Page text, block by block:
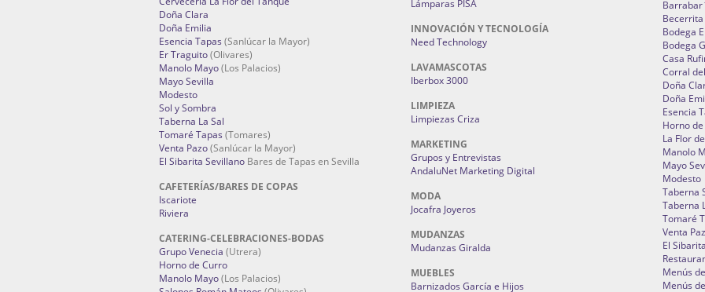
Doña Clara
Doña Emilia
Esencia Tapas (Sanlúcar la Mayor)
Er Traguito(Olivares)
Manolo Mayo(Los Palacios)
Mayo Sevilla
Modesto
Sol y Sombra
Taberna La Sal
Tomaré Tapas (Tomares)
Venta Pazo(Sanlúcar la Mayor)
El Sibarita Sevillano Bares de Tapas en Sevilla
CAFETERÍAS/BARES DE COPAS
Iscariote
Riviera
CATERING-CELEBRACIONES-BODAS
Grupo Venecia (Utrera)
Horno de Curro
Manolo Mayo(Los Palacios)
Lámparas PISA
INNOVACIÓN Y TECNOLOGÍA
Need Technology
LAVAMASCOTAS
Iberbox 3000
LIMPIEZA
Limpiezas Criza
MARKETING
Grupos y Entrevistas
AndaluNet Marketing Digital
MODA
Jocafra Joyeros
MUDANZAS
Mudanzas Giralda
MUEBLES
Barnizados García e Hijos
Becerrita
Bodega
Bodega
Casa
Corral
Doña
Doña
Esencia
Horno
La Flor
Manolo
Mayo
Modesto
Taberna
Taberna
Tomaré
Venta
El
Menús
Menús